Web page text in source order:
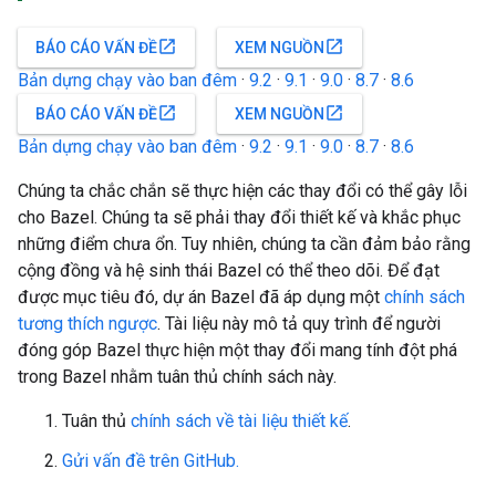
BÁO CÁO VẤN ĐỀopen_in_new XEM NGUỒN open_in_new
Bản dựng chạy vào ban đêm · 9.2 · 9.1 · 9.0 · 8.7 · 8.6
BÁO CÁO VẤN ĐỀopen_in_new XEM NGUỒN open_in_new
Bản dựng chạy vào ban đêm · 9.2 · 9.1 · 9.0 · 8.7 · 8.6
Chúng ta chắc chắn sẽ thực hiện các thay đổi có thể gây lỗi
cho Bazel. Chúng ta sẽ phải thay đổi thiết kế và khắc phục
những điểm chưa ổn. Tuy nhiên, chúng ta cần đảm bảo rằng
cộng đồng và hệ sinh thái Bazel có thể theo dõi. Để đạt
được mục tiêu đó, dự án Bazel đã áp dụng một chính sách
tương thích ngược. Tài liệu này mô tả quy trình để người
đóng góp Bazel thực hiện một thay đổi mang tính đột phá
trong Bazel nhằm tuân thủ chính sách này.
Tuân thủ chính sách về tài liệu thiết kế.
Gửi vấn đề trên GitHub.